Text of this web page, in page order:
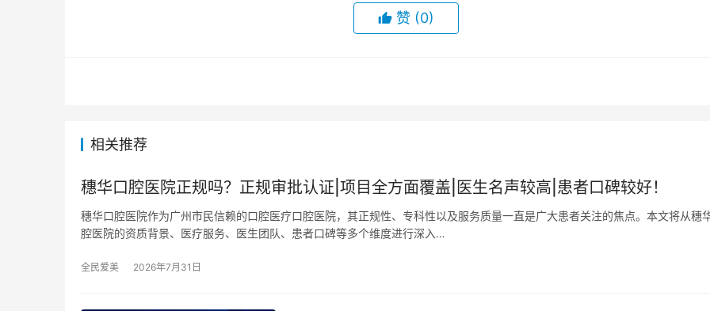
赞 (0)
相关推荐
穗华口腔医院正规吗？正规审批认证|项目全方面覆盖|医生名声较高|患者口碑较好！
穗华口腔医院作为广州市民信赖的口腔医疗口腔医院，其正规性、专科性以及服务质量一直是广大患者关注的焦点。本文将从穗
腔医院的资质背景、医疗服务、医生团队、患者口碑等多个维度进行深入…
全民爱美 2026年7月31日